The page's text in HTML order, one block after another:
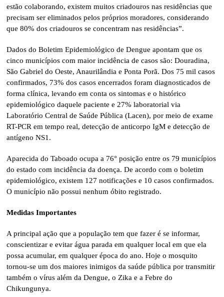
estão colaborando, existem muitos criadouros nas residências que
precisam ser eliminados pelos próprios moradores, considerando
que 80% dos criadouros se concentram nas residências”.
Dados do Boletim Epidemiológico de Dengue apontam que os
cinco municípios com maior incidência de casos são: Douradina,
São Gabriel do Oeste, Anaurilândia e Ponta Porã. Dos 75 mil casos
confirmados, 73% dos casos encerrados foram diagnosticados de
forma clínica, levando em conta os sintomas e o histórico
epidemiológico daquele paciente e 27% laboratorial via
Laboratório Central de Saúde Pública (Lacen), por meio de exame
RT-PCR em tempo real, detecção de anticorpo IgM e detecção de
antígeno NS1.
Aparecida do Taboado ocupa a 76° posição entre os 79 municípios
do estado com incidência da doença. De acordo com o boletim
epidemiológico, existem 127 notificações e 10 casos confirmados.
O município não possui nenhum óbito registrado.
Medidas Importantes
A principal ação que a população tem que fazer é se informar,
conscientizar e evitar água parada em qualquer local em que ela
possa acumular, em qualquer época do ano. Hoje o mosquito
tornou-se um dos maiores inimigos da saúde pública por transmitir
também o vírus além da Dengue, o Zika e a Febre do
Chikungunya.